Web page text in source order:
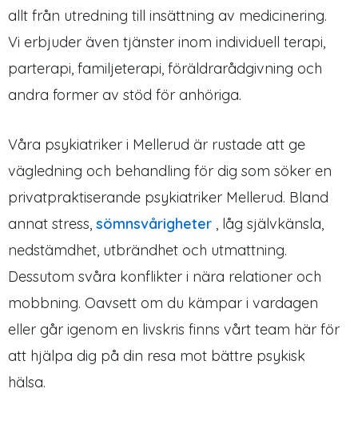
allt från utredning till insättning av medicinering.
Vi erbjuder även tjänster inom individuell terapi,
parterapi, familjeterapi, föräldrarådgivning och
andra former av stöd för anhöriga.
Våra psykiatriker i Mellerud är rustade att ge
vägledning och behandling för dig som söker en
privatpraktiserande psykiatriker Mellerud. Bland
annat stress, sömnsvårigheter , låg självkänsla,
nedstämdhet, utbrändhet och utmattning.
Dessutom svåra konflikter i nära relationer och
mobbning. Oavsett om du kämpar i vardagen
eller går igenom en livskris finns vårt team här för
att hjälpa dig på din resa mot bättre psykisk
hälsa.